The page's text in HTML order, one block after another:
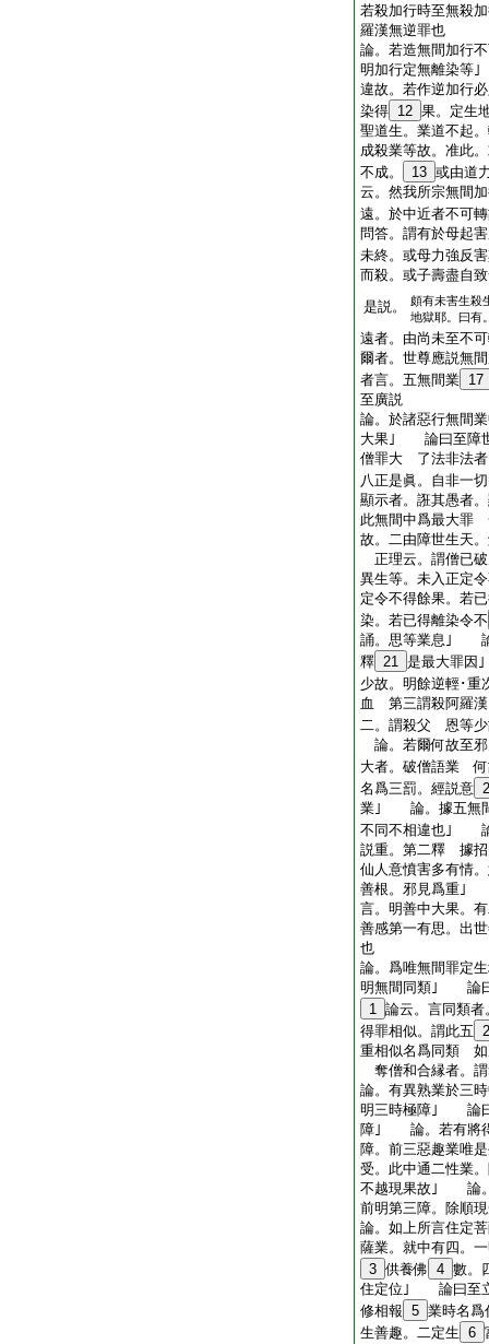
若殺加行時至無殺
羅漢無逆罪也
論。若造無間加行
明加行定無離染
違故。若作逆加行
染得 12 果。定生
聖道生。業道不起
成殺業等故。准此
不成。
13 或由道
云。然我所宗無間
遠。於中近者不可
問答。謂有於母起
未終。或母力強反
而殺。或子壽盡自
是説。
頗有未害生殺
地獄耶。曰有
遠者。由尚未至不
爾者。世尊應説無
者言。五無間業 17
至廣説
論。於諸惡行無間
大果｣ 論曰至障世
僧罪大 了法非法者
八正是眞。自非一
顯示者。誑其愚者
此無間中爲最大罪
故。二由障世生天
正理云。謂僧已
異生等。未入正定
定令不得餘果。若
染。若已得離染令不
誦。思等業息｣ 論
釋 21 是最大罪
少故。明餘逆輕･
血 第三謂殺阿羅
二。謂殺父 恩等少
論。若爾何故至
大者。破僧語業 何
名爲三罰。經説意
業｣ 論。據五無間
不同不相違也｣
説重。第二釋 據
仙人意憤害多有情
善根。邪見爲重｣
言。明善中大果。
善感第一有思。出
也
論。爲唯無間罪定
明無間同類｣ 論曰
1 論云。言同類
得罪相似。謂此五 2
重相似名爲同類 如
奪僧和合縁者。
論。有異熟業於三
明三時極障｣ 論曰
障｣ 論。若有將得
障。前三惡趣業唯
受。此中通二性業
不越現果故｣ 論。
前明第三障。除順
論。如上所言住定
薩業。就中有四。
3 供養佛 4 數。
住定位｣ 論曰至立
修相報 5 業時名
生善趣。二定生 6